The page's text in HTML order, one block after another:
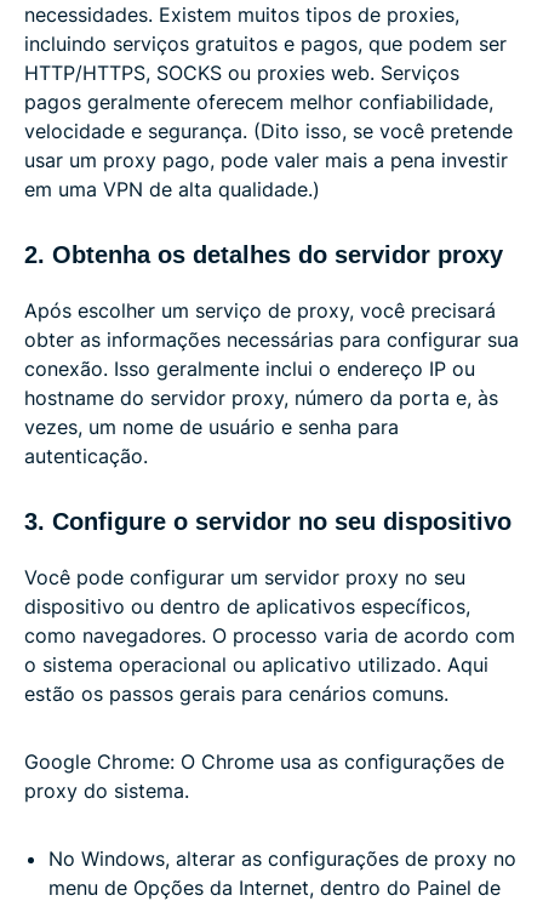
necessidades. Existem muitos tipos de proxies,
incluindo serviços gratuitos e pagos, que podem ser
HTTP/HTTPS, SOCKS ou proxies web. Serviços
pagos geralmente oferecem melhor confiabilidade,
velocidade e segurança. (Dito isso, se você pretende
usar um proxy pago, pode valer mais a pena investir
em uma VPN de alta qualidade.)
2. Obtenha os detalhes do servidor proxy
Após escolher um serviço de proxy, você precisará
obter as informações necessárias para configurar sua
conexão. Isso geralmente inclui o endereço IP ou
hostname do servidor proxy, número da porta e, às
vezes, um nome de usuário e senha para
autenticação.
3. Configure o servidor no seu dispositivo
Você pode configurar um servidor proxy no seu
dispositivo ou dentro de aplicativos específicos,
como navegadores. O processo varia de acordo com
o sistema operacional ou aplicativo utilizado. Aqui
estão os passos gerais para cenários comuns.
Google Chrome: O Chrome usa as configurações de
proxy do sistema.
No Windows, alterar as configurações de proxy no
menu de Opções da Internet, dentro do Painel de